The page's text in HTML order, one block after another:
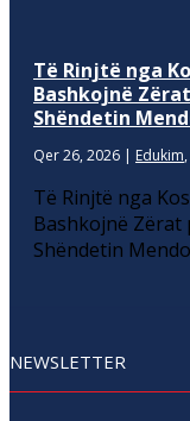
Të Rinjtë nga
Bashkojnë
Shëndetin
Qer 26, 2026 | Edukim,
Të Rinjtë nga
Bashkojnë Zërat
Shëndetin
NEWSLETTER